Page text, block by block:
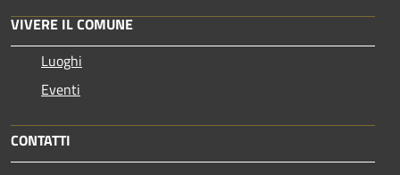
VIVERE IL COMUNE
Luoghi
Eventi
CONTATTI